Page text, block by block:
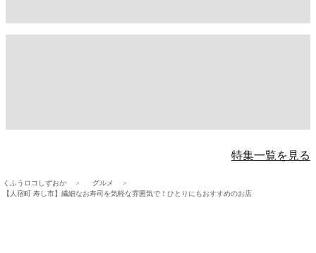
特集一覧を見る
くふうロコしずおか
グルメ
【人宿町 寿し市】繊細なお寿司を気軽な雰囲気で！ひとりにもおすすめのお店